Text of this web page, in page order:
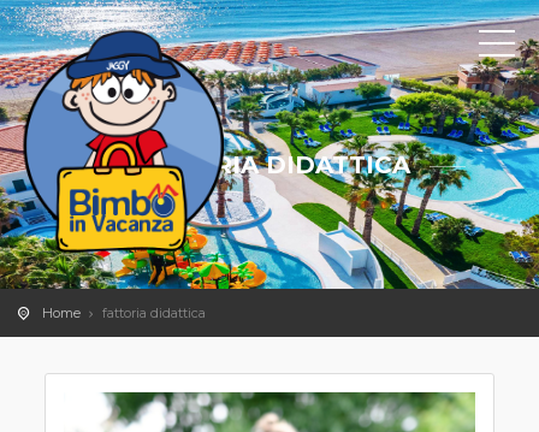
FATTORIA DIDATTICA
Home fattoria didattica